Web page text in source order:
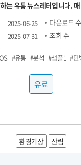
뉴스레터입니다. 매달 업데이트되는
를 통해 최신 비즈니스
로틴) -■
Data) - KADA(Key
2025-06-25 다운로드 수
2025-07-31 조회 수
#유통 #분석 #샘플1 #단
유료
해양농축수산 농식품
재정금융 농식품
재정금융 농식품
해양농축수산 농식품
보건의료 라이프로그
환경기상 산림